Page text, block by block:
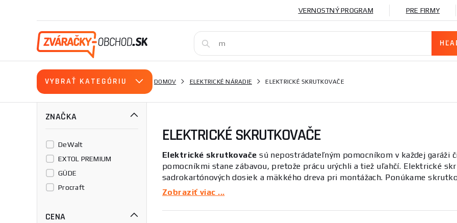
VERNOSTNÝ PROGRAM PRE FIRMY
VYBRAŤ KATEGÓRIU DOMOV ELEKTRICKÉ NÁRADIE ELEKTRICKÉ SKRUTKOVAČE
ZNAČKA
DeWalt
EXTOL PREMIUM
GÜDE
Procraft
CENA
ELEKTRICKÉ SKRUTKOVAČE
Elektrické skrutkovače sú nepostrádateľným pomocníkom v každej
pomocníkmi stane zábavou, pretože prácu urýchli a tiež uľahčí. Elektrické
sadrokartónových dosiek a mäkkého dreva pri montážach. Ponúkame
O radu pri výbere, kúpe či platbe nás neváhajte kontaktovať, radi Vám
Zobraziť viac ...